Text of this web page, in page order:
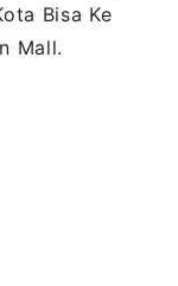
Bisa Ke
Mall.